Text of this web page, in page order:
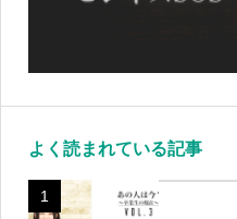
よく読まれている記事
1